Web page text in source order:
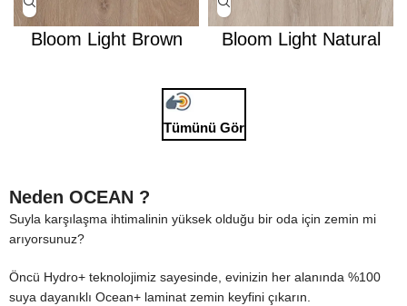
Bloom Light Brown Bloom Light Natural
Tümünü Gör
Neden OCEAN ?
Suyla karşılaşma ihtimalinin yüksek olduğu bir oda için zemin mi
arıyorsunuz?
Öncü Hydro+ teknolojimiz sayesinde, evinizin her alanında %100
suya dayanıklı Ocean+ laminat zemin keyfini çıkarın.